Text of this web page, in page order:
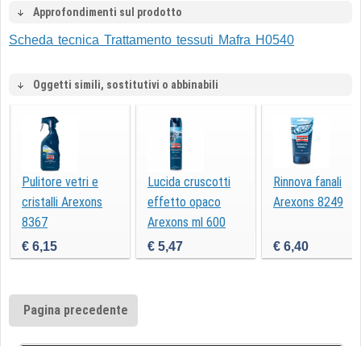
Approfondimenti sul prodotto
Scheda tecnica Trattamento tessuti Mafra H0540
Oggetti simili, sostitutivi o abbinabili
Pulitore vetri e
cristalli Arexons
8367
€ 6,15
Lucida cruscotti
effetto opaco
Arexons ml 600
€ 5,47
Rinnova fanali
Arexons 8249
€ 6,40
Pagina precedente